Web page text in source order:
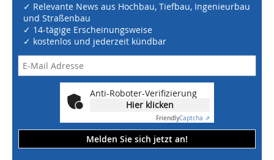
✓ Relevante News aus Hochbau, Tiefbau, Ingenieurbau
und Straßenbau
✓ 14-tägige Erscheinungsweise
✓ kostenlos und jederzeit kündbar
Anti-Roboter-Verifizierung
Hier klicken
FriendlyCaptcha ⇗
Melden Sie sich jetzt an!